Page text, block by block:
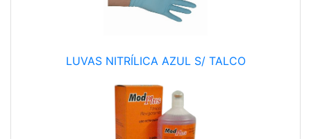
LUVAS NITRÍLICA AZUL S/ TALCO